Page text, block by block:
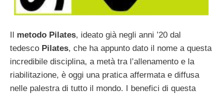
Il metodo Pilates, ideato già negli anni ’20 dal
tedesco Pilates, che ha appunto dato il nome a questa
incredibile disciplina, a metà tra l’allenamento e la
riabilitazione, è oggi una pratica affermata e diffusa
nelle palestra di tutto il mondo. I benefici di questa